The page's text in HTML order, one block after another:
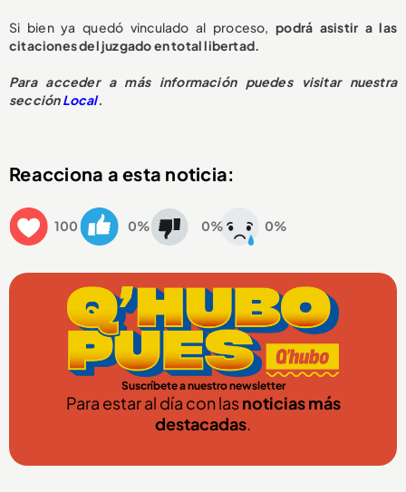
Si bien ya quedó vinculado al proceso,podrá asistir a las
citaciones del juzgado en total libertad.
Para acceder a más información puedes visitar nuestra
secciónLocal.
Reacciona a esta noticia:
100 0% 0% 0%
Suscríbete a nuestro newsletter
Para estar al día con lasnoticias más
destacadas.